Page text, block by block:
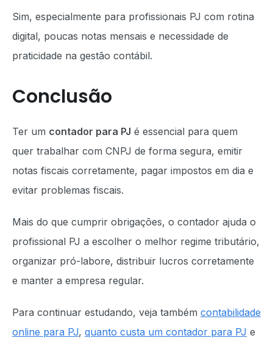
Sim, especialmente para profissionais PJ com rotina
digital, poucas notas mensais e necessidade de
praticidade na gestão contábil.
Conclusão
Ter um contador para PJ é essencial para quem
quer trabalhar com CNPJ de forma segura, emitir
notas fiscais corretamente, pagar impostos em dia e
evitar problemas fiscais.
Mais do que cumprir obrigações, o contador ajuda o
profissional PJ a escolher o melhor regime tributário,
organizar pró-labore, distribuir lucros corretamente
e manter a empresa regular.
Para continuar estudando, veja também contabilidade
online para PJ, quanto custa um contador para PJ e